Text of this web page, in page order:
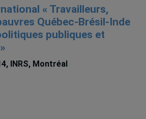
« Travailleurs,
Québec-Brésil-Inde
publiques et
INRS, Montréal